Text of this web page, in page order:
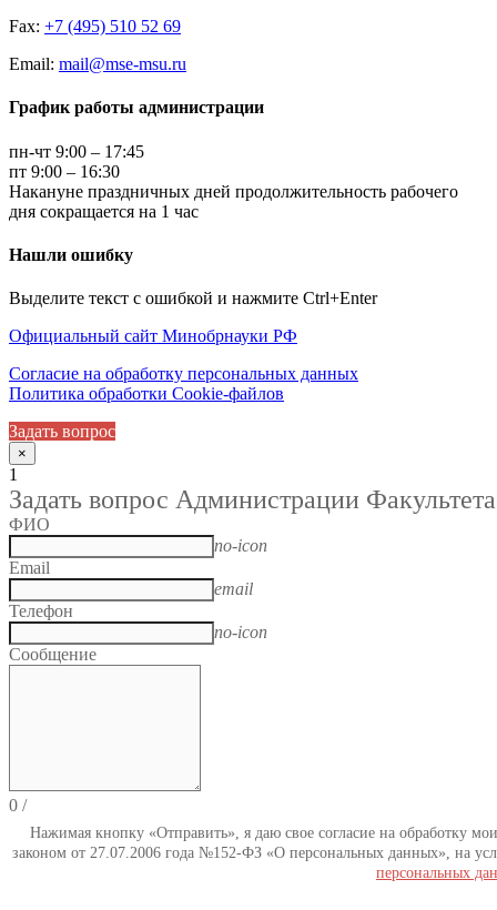
Fax: +7 (495) 510 52 69
Email: mail@mse-msu.ru
График работы администрации
пн-чт 9:00 – 17:45
пт 9:00 – 16:30
Накануне праздничных дней продолжительность рабочего
дня сокращается на 1 час
Нашли ошибку
Выделите текст с ошибкой и нажмите Ctrl+Enter
Официальный сайт Минобрнауки РФ
Согласие на обработку персональных данных
Политика обработки Cookie-файлов
Задать вопрос
×
1
Задать вопрос Администрации Факультета
ФИО
no-icon
Email
email
Телефон
no-icon
Сообщение
0 /
Нажимая кнопку «Отправить», я даю свое согласие на обработку
законом от 27.07.2006 года №152-ФЗ «О персональных данных», на
персональных